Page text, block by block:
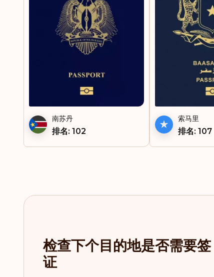
南苏丹
排名: 102
索马里
排名: 107
检查下个目的地是否需要签
证